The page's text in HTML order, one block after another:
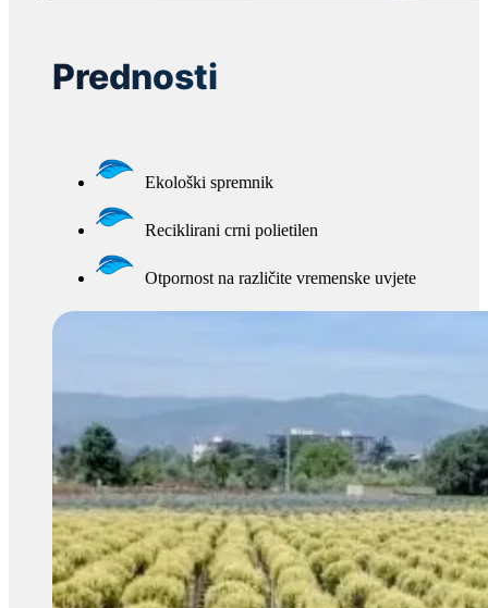
Prednosti
Ekološki spremnik
Reciklirani crni polietilen
Otpornost na različite vremenske uvjete